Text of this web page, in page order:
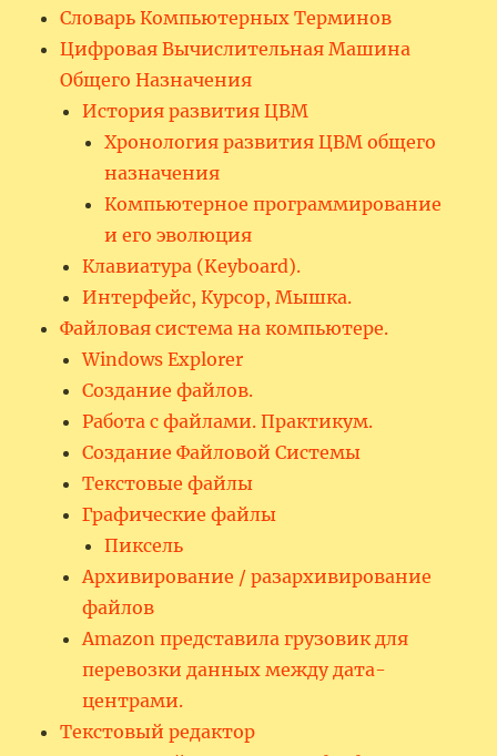
Словарь Компьютерных Терминов
Цифровая Вычислительная Машина
Общего Назначения
История развития ЦВМ
Хронология развития ЦВМ общего
назначения
Компьютерное программирование
и его эволюция
Клавиатура (Keyboard).
Интерфейс, Курсор, Мышка.
Файловая система на компьютере.
Windows Explorer
Создание файлов.
Работа с файлами. Практикум.
Создание Файловой Системы
Текстовые файлы
Графические файлы
Пиксель
Архивирование / разархивирование
файлов
Amazon представила грузовик для
перевозки данных между дата-
центрами.
Текстовый редактор